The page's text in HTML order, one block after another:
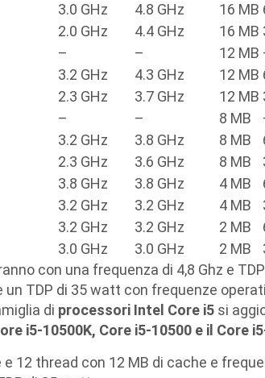
3.0 GHz 4.8 GHz 16 MB
2.0 GHz 4.4 GHz 16 MB
– – 12 MB
3.2 GHz 4.3 GHz 12 MB
2.3 GHz 3.7 GHz 12 MB
– – 8 MB
3.2 GHz 3.8 GHz 8 MB
2.3 GHz 3.6 GHz 8 MB
3.8 GHz 3.8 GHz 4 MB
3.2 GHz 3.2 GHz 4 MB
3.2 GHz 3.2 GHz 2 MB
3.0 GHz 3.0 GHz 2 MB
con una frequenza di 4,8 Ghz e
TDP di 35 watt con frequenze
di processori Intel Core i5 si
i5-10500K, Core i5-10500 e il Core
12 thread con 12 MB di cache e